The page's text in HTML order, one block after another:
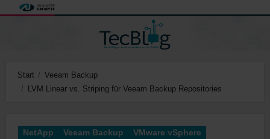
Start
Veeam Backup
LVM Linear vs. Striping für Veeam Backup Repositories
NetApp Veeam Backup VMware vSphere